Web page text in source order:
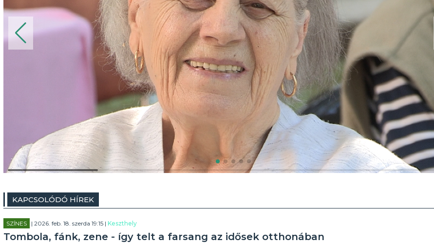
KAPCSOLÓDÓ HÍREK
SZÍNES | 2026. feb. 18. szerda 19:15 | Keszthely
Tombola, fánk, zene - így telt a farsang az idősek otthonában